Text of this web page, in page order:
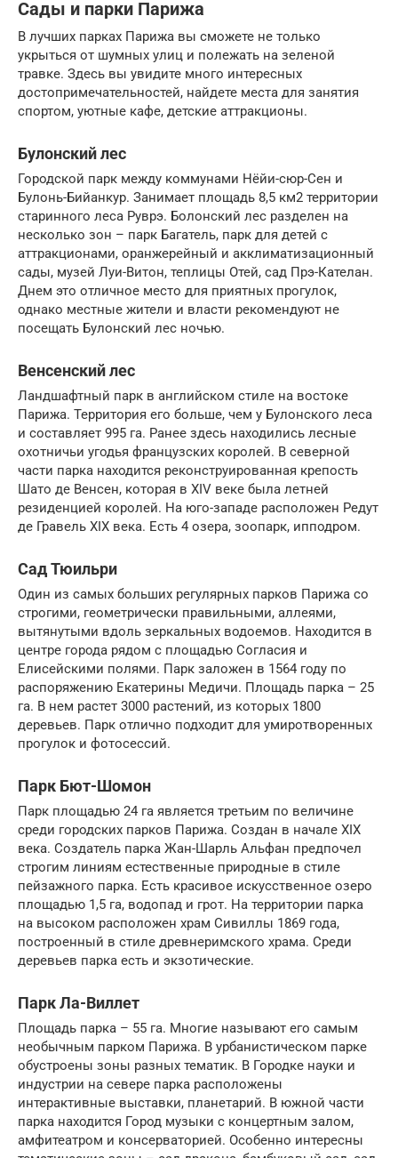
Сады и парки Парижа
В лучших парках Парижа вы сможете не только
укрыться от шумных улиц и полежать на зеленой
травке. Здесь вы увидите много интересных
достопримечательностей, найдете места для занятия
спортом, уютные кафе, детские аттракционы.
Булонский лес
Городской парк между коммунами Нёйи-сюр-Сен и
Булонь-Бийанкур. Занимает площадь 8,5 км2 территории
старинного леса Руврэ. Болонский лес разделен на
несколько зон – парк Багатель, парк для детей с
аттракционами, оранжерейный и акклиматизационный
сады, музей Луи-Витон, теплицы Отей, сад Прэ-Кателан.
Днем это отличное место для приятных прогулок,
однако местные жители и власти рекомендуют не
посещать Булонский лес ночью.
Венсенский лес
Ландшафтный парк в английском стиле на востоке
Парижа. Территория его больше, чем у Булонского леса
и составляет 995 га. Ранее здесь находились лесные
охотничьи угодья французских королей. В северной
части парка находится реконструированная крепость
Шато де Венсен, которая в XIV веке была летней
резиденцией королей. На юго-западе расположен Редут
де Гравель XIX века. Есть 4 озера, зоопарк, ипподром.
Сад Тюильри
Один из самых больших регулярных парков Парижа со
строгими, геометрически правильными, аллеями,
вытянутыми вдоль зеркальных водоемов. Находится в
центре города рядом с площадью Согласия и
Елисейскими полями. Парк заложен в 1564 году по
распоряжению Екатерины Медичи. Площадь парка – 25
га. В нем растет 3000 растений, из которых 1800
деревьев. Парк отлично подходит для умиротворенных
прогулок и фотосессий.
Парк Бют-Шомон
Парк площадью 24 га является третьим по величине
среди городских парков Парижа. Создан в начале XIX
века. Создатель парка Жан-Шарль Альфан предпочел
строгим линиям естественные природные в стиле
пейзажного парка. Есть красивое искусственное озеро
площадью 1,5 га, водопад и грот. На территории парка
на высоком расположен храм Сивиллы 1869 года,
построенный в стиле древнеримского храма. Среди
деревьев парка есть и экзотические.
Парк Ла-Виллет
Площадь парка – 55 га. Многие называют его самым
необычным парком Парижа. В урбанистическом парке
обустроены зоны разных тематик. В Городке науки и
индустрии на севере парка расположены
интерактивные выставки, планетарий. В южной части
парка находится Город музыки с концертным залом,
амфитеатром и консерваторией. Особенно интересны